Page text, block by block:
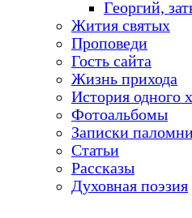
Георгий,
Жития святых
Проповеди
Гость сайта
Жизнь прихода
История одного
Фотоальбомы
Записки
Статьи
Рассказы
Духовная поэзия